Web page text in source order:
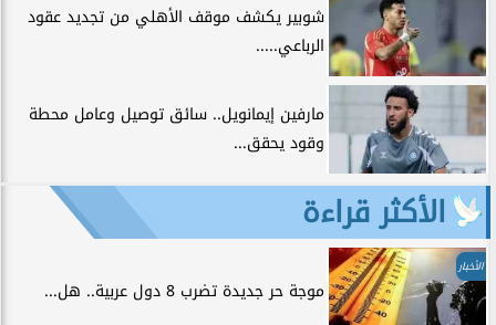
شوبير يكشف موقف الأهلي من تجديد عقود
الرباعي.....
مارفين إيمانويل.. سائق توصيل وعامل محطة
وقود يحقق...
الأكثر قراءة
الأخبار
موجة حر جديدة تضرب 8 دول عربية.. هل...